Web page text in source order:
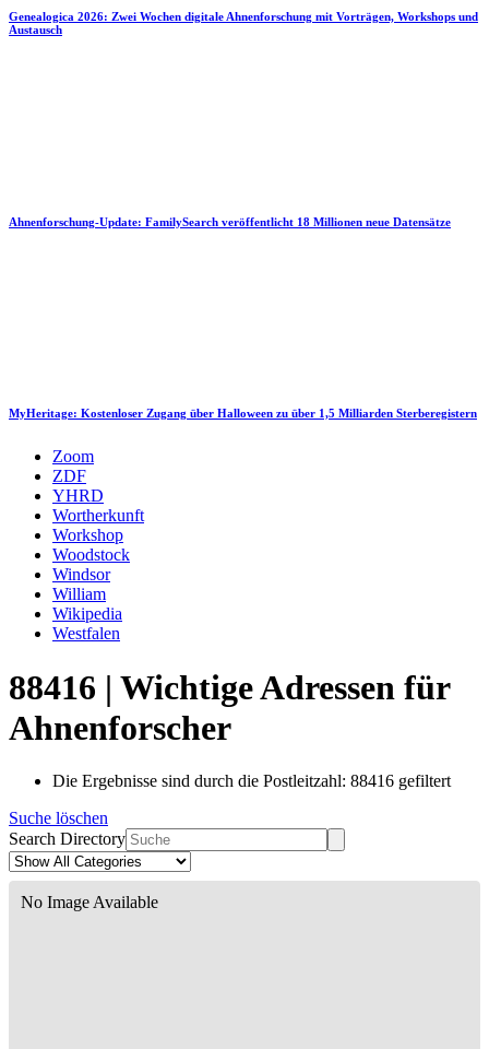
Genealogica 2026: Zwei Wochen digitale Ahnenforschung mit Vorträgen, Workshops und
Austausch
Ahnenforschung-Update: FamilySearch veröffentlicht 18 Millionen neue Datensätze
MyHeritage: Kostenloser Zugang über Halloween zu über 1,5 Milliarden Sterberegistern
Zoom
ZDF
YHRD
Wortherkunft
Workshop
Woodstock
Windsor
William
Wikipedia
Westfalen
88416 | Wichtige Adressen für
Ahnenforscher
Die Ergebnisse sind durch die Postleitzahl: 88416 gefiltert
Suche löschen
Search Directory
No Image Available